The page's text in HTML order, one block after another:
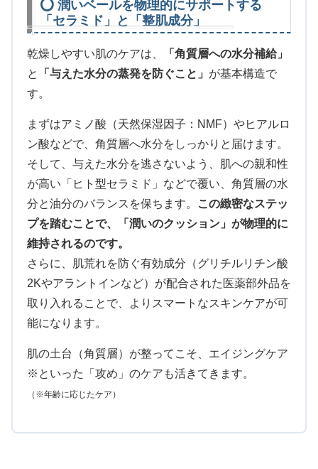
⭕ 潤いベールを物理的にサポートする
「セラミド」と「整肌成分」
乾燥しやすい肌のケアは、
「角質層への水分補給」
と
「与えた水分の蒸発を防ぐこと」 が基本構造で
す。
まずはアミノ酸（天然保湿因子：NMF）やヒアルロ
ン酸などで、角質層へ水分をしっかりと届けます。
そして、与えた水分を逃さないよう、肌への親和性
が高い「ヒト型セラミド」などで覆い、角質層の水
分と油分のバランスを保ちます。
この緻密なステッ
プを踏むことで、「潤いのクッション」が物理的に
維持されるのです。
さらに、肌荒れを防ぐ有効成分（グリチルリチン酸
2Kやアラントインなど）が配合された医薬部外品を
取り入れることで、よりスマートなスキンケアが可
能になります。
肌の土台（角質層）が整ってこそ、エイジングケア
※といった「攻め」のケアも活きてきます。
（※年齢に応じたケア）